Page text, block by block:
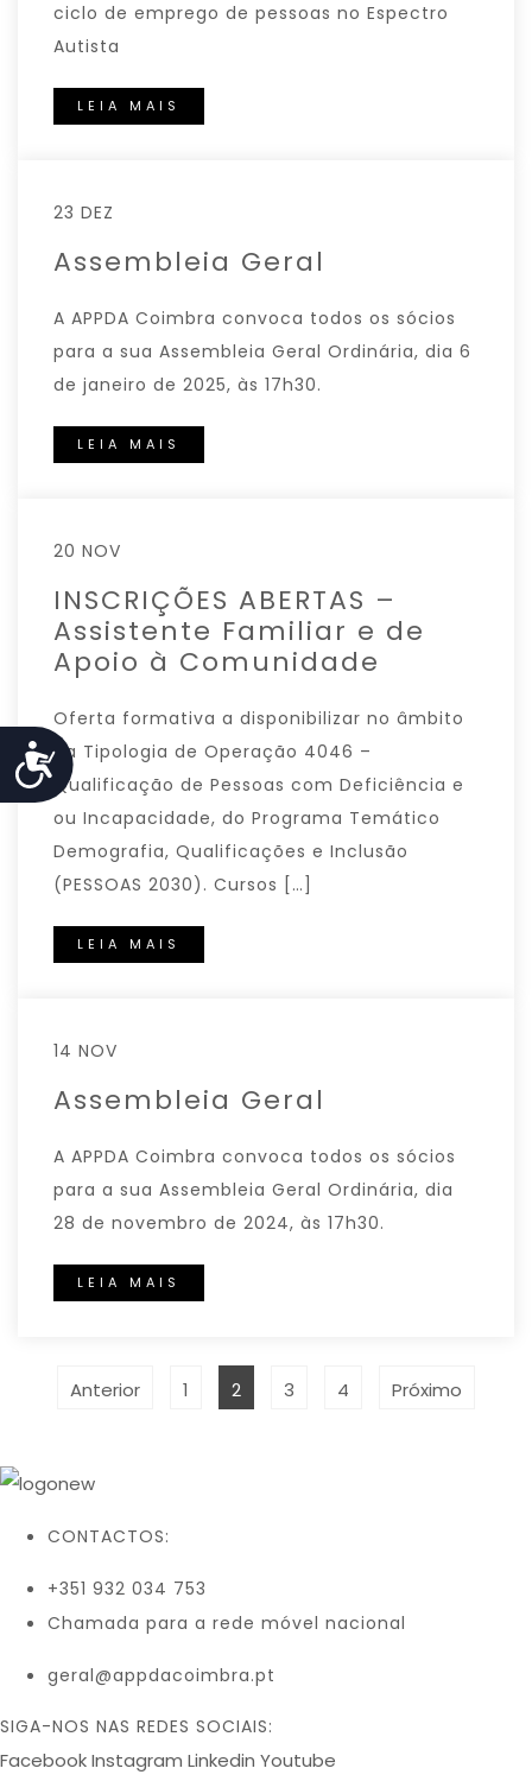
Acessibilidade
ciclo de emprego de pessoas no Espectro
Autista
LEIA MAIS
23 DEZ
Assembleia Geral
A APPDA Coimbra convoca todos os sócios
para a sua Assembleia Geral Ordinária, dia 6
de janeiro de 2025, às 17h30.
LEIA MAIS
20 NOV
INSCRIÇÕES ABERTAS –
Assistente Familiar e de
Apoio à Comunidade
Oferta formativa a disponibilizar no âmbito
da Tipologia de Operação 4046 –
Qualificação de Pessoas com Deficiência e
ou Incapacidade, do Programa Temático
Demografia, Qualificações e Inclusão
(PESSOAS 2030). Cursos […]
LEIA MAIS
14 NOV
Assembleia Geral
A APPDA Coimbra convoca todos os sócios
para a sua Assembleia Geral Ordinária, dia
28 de novembro de 2024, às 17h30.
LEIA MAIS
PAGINAÇÃO
DOSAnterior Página
1 Página
2 Página
3 Página
4 Próximo
CONTACTOS:
+351 932 034 753
Chamada para a rede móvel nacional
geral@appdacoimbra.pt
SIGA-NOS NAS REDES SOCIAIS:
FacebookInstagram Linkedin Youtube